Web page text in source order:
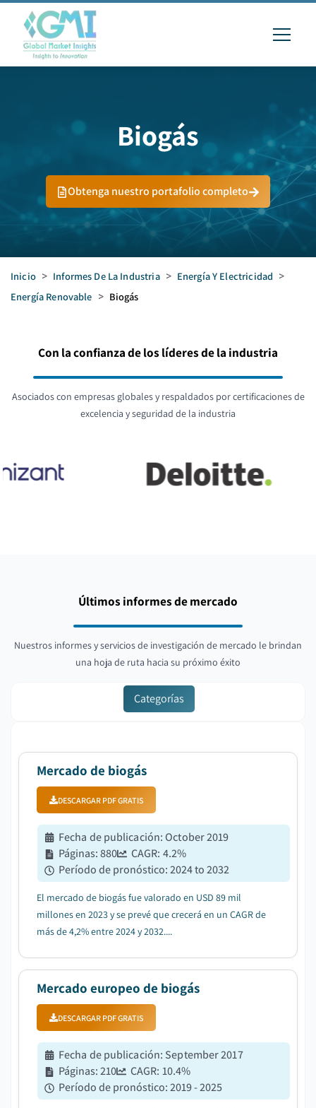
Biogás
Obtenga nuestro portafolio completo
Inicio > Informes De La Industria > Energía Y Electricidad >
Energía Renovable > Biogás
Con la confianza de los líderes de la industria
Asociados con empresas globales y respaldados por certificaciones de
excelencia y seguridad de la industria
Últimos informes de mercado
Nuestros informes y servicios de investigación de mercado le brindan
una hoja de ruta hacia su próximo éxito
Categorías
Mercado de biogás
DESCARGAR PDF GRATIS
Fecha de publicación:October 2019
Páginas:880 CAGR: 4.2%
Período de pronóstico:2024 to 2032
El mercado de biogás fue valorado en USD 89 mil
millones en 2023 y se prevé que crecerá en un CAGR de
más de 4,2% entre 2024 y 2032....
Mercado europeo de biogás
DESCARGAR PDF GRATIS
Fecha de publicación: September 2017
Páginas:210 CAGR: 10.4%
Período de pronóstico:2019 - 2025